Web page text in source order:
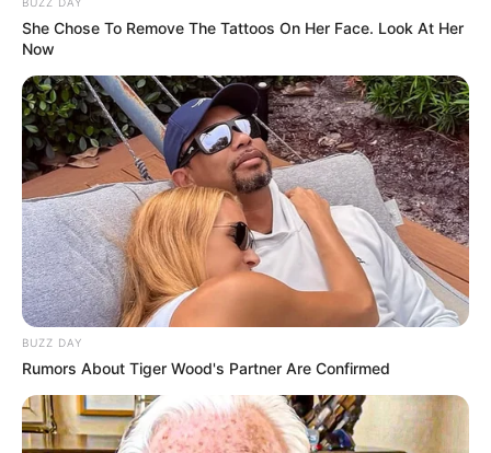
könnyen megtanulhatják.
She Chose To Remove The Tattoos On Her Face. Look At Her
Now
BUZZ DAY
Rumors About Tiger Wood's Partner Are Confirmed